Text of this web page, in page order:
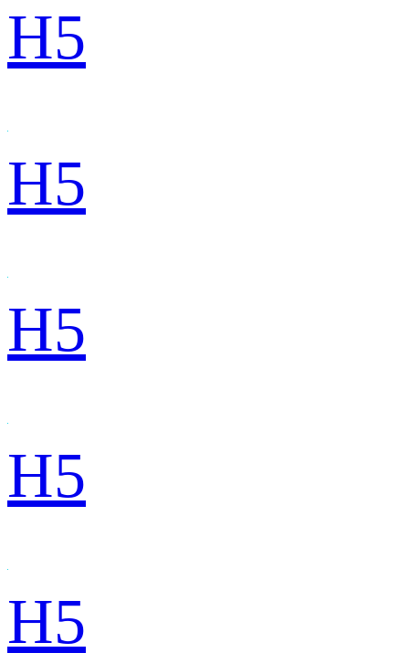
H5
H5
H5
H5
H5